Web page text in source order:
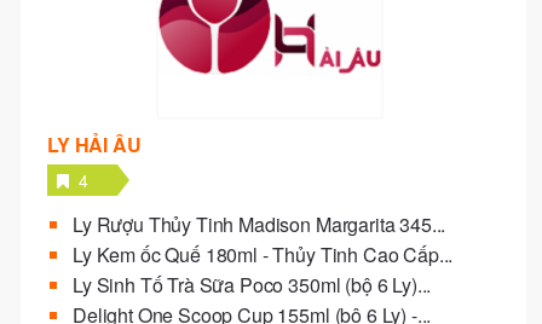
LY HẢI ÂU
4
Ly Rượu Thủy Tinh Madison Margarita 345...
Ly Kem ốc Quế 180ml - Thủy Tinh Cao Cấp...
Ly Sinh Tố Trà Sữa Poco 350ml (bộ 6 Ly)...
Delight One Scoop Cup 155ml (bộ 6 Ly) -...